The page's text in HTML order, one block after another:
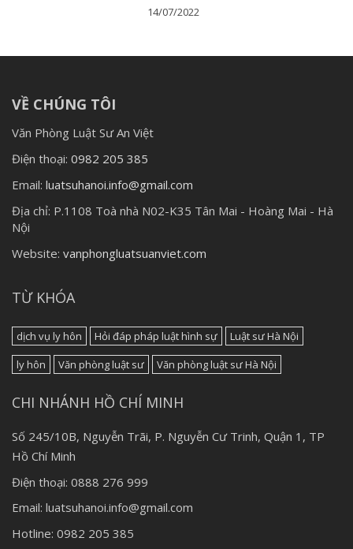
14/07/2022
VỀ CHÚNG TÔI
Văn Phòng Luật Sư An Việt
Điện thoại: 0982 205 385
Email: luatsuhanoi.info@gmail.com
Địa chỉ: P.1108 Toà nhà N02-K35 Tân Mai - Hoàng Mai - Hà
Nội
Website: vanphongluatsuanviet.com
TỪ KHÓA
dịch vụ ly hôn Hỏi đáp pháp luật hình sự
Luật sư Hà Nội
ly hôn
Văn phòng luật sư Văn phòng luật sư Hà Nội
CHI NHÁNH HỒ CHÍ MINH
Số 245/10B, Nguyễn Trãi, P. Nguyễn Cư Trinh, Quận 1, TP
Hồ Chí Minh
Điện thoại: 0888 276 999
Email: luatsuhanoi.info@gmail.com
Hotline: 0982 205 385